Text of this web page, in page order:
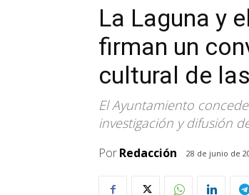
La Laguna y
firman un
cultural de
El Ayuntamiento
investigación y difusión
PorRedacción 28 de junio de